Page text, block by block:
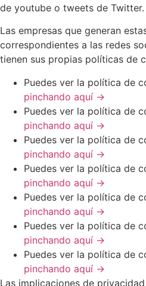
de youtube o tweets de Twitter.
Las empresas que generan
correspondientes a las redes
tienen sus propias políticas de
Puedes ver la política de
pinchando aquí →
Puedes ver la política de
pinchando aquí →
Puedes ver la política de
pinchando aquí →
Puedes ver la política de
pinchando aquí →
Puedes ver la política de
pinchando aquí →
Puedes ver la política de
pinchando aquí →
Puedes ver la política de
pinchando aquí →
Las implicaciones de